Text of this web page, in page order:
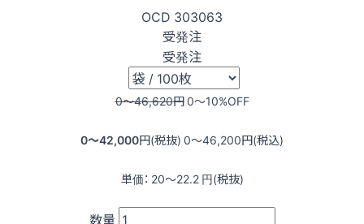
OCD 303063
受発注
受発注
0〜46,620円0〜10%OFF
0〜42,000円(税抜) 0〜46,200円(税込)
単価： 20〜22.2 円(税抜)
数量